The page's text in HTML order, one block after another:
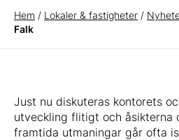
Hem / Lokaler & fastigheter /
Falk
Just nu diskuteras kontorets
utveckling flitigt och åsikterna
framtida utmaningar går ofta